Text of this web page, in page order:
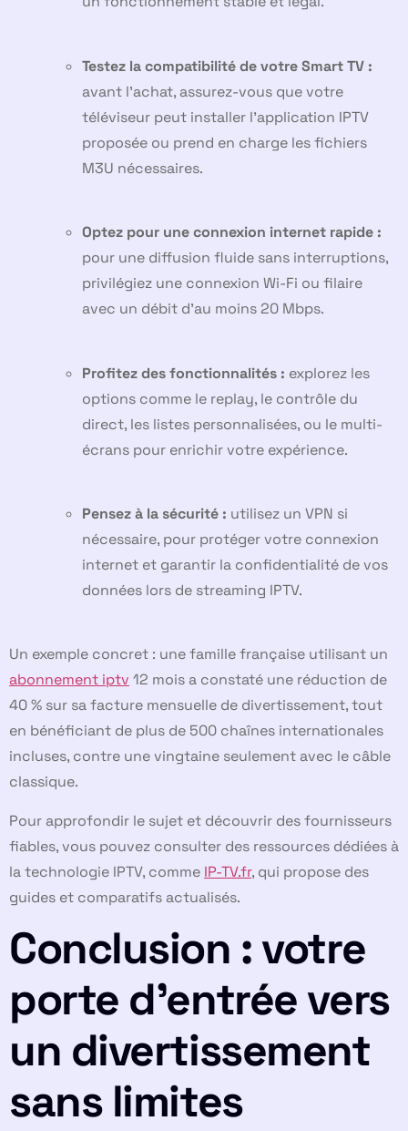
Testez la compatibilité de votre Smart TV :
avant l’achat, assurez-vous que votre
téléviseur peut installer l’application IPTV
proposée ou prend en charge les fichiers
M3U nécessaires.
Optez pour une connexion internet rapide :
pour une diffusion fluide sans interruptions,
privilégiez une connexion Wi-Fi ou filaire
avec un débit d’au moins 20 Mbps.
Profitez des fonctionnalités : explorez les
options comme le replay, le contrôle du
direct, les listes personnalisées, ou le multi-
écrans pour enrichir votre expérience.
Pensez à la sécurité : utilisez un VPN si
nécessaire, pour protéger votre connexion
internet et garantir la confidentialité de vos
données lors de streaming IPTV.
Un exemple concret : une famille française utilisant un
abonnement iptv 12 mois a constaté une réduction de
40 % sur sa facture mensuelle de divertissement, tout
en bénéficiant de plus de 500 chaînes internationales
incluses, contre une vingtaine seulement avec le câble
classique.
Pour approfondir le sujet et découvrir des fournisseurs
fiables, vous pouvez consulter des ressources dédiées à
la technologie IPTV, comme IP-TV.fr, qui propose des
guides et comparatifs actualisés.
Conclusion : votre
porte d’entrée vers
un divertissement
sans limites